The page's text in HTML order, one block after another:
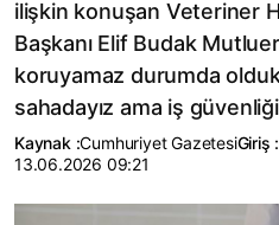
ilişkin konuşan Veteriner
Başkanı Elif Budak
koruyamaz durumda
sahadayız ama iş
Kaynak :Cumhuriyet GazetesiGiriş :
13.06.2026 09:21